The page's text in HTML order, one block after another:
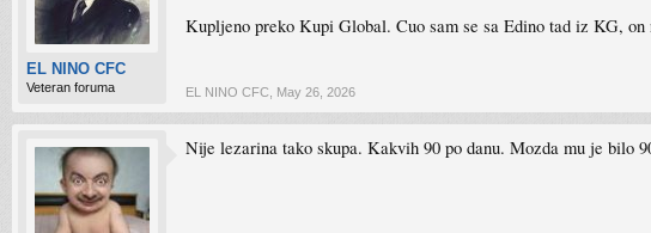
EL NINO CFC
Veteran foruma
Kupljeno preko Kupi Global. Cuo sam se sa Edino tad iz KG,
EL NINO CFC May 26, 2026
Nije lezarina tako skupa. Kakvih 90 po danu. Mozda mu je bilo